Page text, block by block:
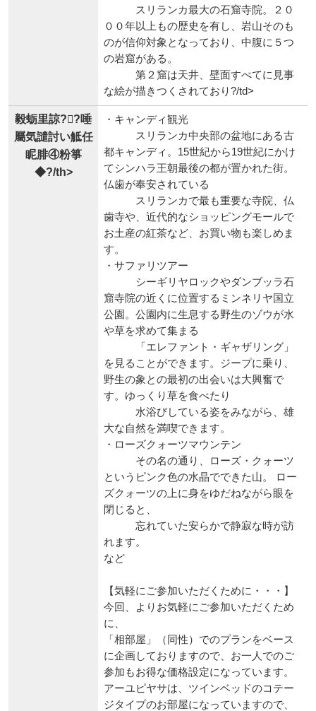
スリランカ最大の石窟寺院。２０
００年以上もの歴史を有し、岩山そのも
のが信仰対象となっており、中腹に５つ
の岩窟がある。
第２窟は天井、壁面すべてに見事
な絵が描きつくされており?/td>
毅蛎里諒??唾
屬気譴討い觝任
眤腓④粉箏
◆?/th>
・キャンディ観光
スリランカ中央部の盆地にある古
都キャンディ。15世紀から19世紀にかけ
てシンハラ王朝最後の都が置かれた街。
仏歯が奉安されている
スリランカで最も重要な寺院、仏
歯寺や、近代的なショッピングモールで
お土産の紅茶など、お買い物も楽しめま
す。
・サファリツアー
シーギリヤロックやダンブッラ石
窟寺院の近くに位置するミンネリヤ国立
公園。公園内に生息する野生のゾウが水
や草を求めて集まる
「エレファント・ギャザリング」
を見ることができます。ジープに乗り、
野生の象との最初の出会いは大興奮で
す。ゆっくり草を食べたり
水浴びしている姿をみながら、雄
大な自然を満喫できます。
・ローズクォーツマウンテン
その名の通り、ローズ・クォーツ
というピンク色の水晶でできた山。 ロー
ズクォーツの上に身をゆだねながら眼を
閉じると、
忘れていた安らかで静寂な時が訪
れます。
など
【気軽にご参加いただくために・・・】
今回、よりお気軽にご参加いただくため
に、
「相部屋」（同性）でのプランをベース
に企画しておりますので、お一人でのご
参加もお得な価格設定になっています。
アーユピヤサは、ツインベッドのコテー
ジタイプのお部屋になっていますので、